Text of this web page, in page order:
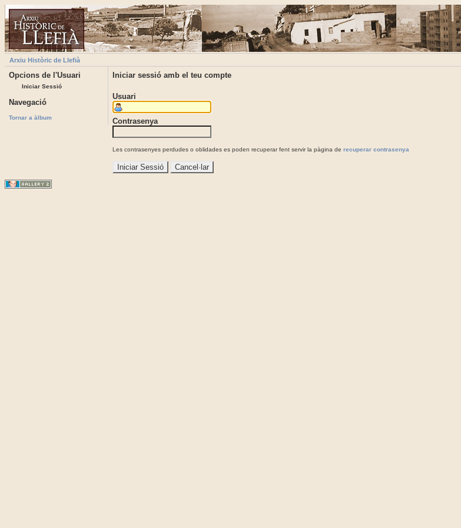
Arxiu Històric de Llefià
Opcions de l'Usuari
Iniciar Sessió
Navegació
Tornar a àlbum
Iniciar sessió amb el teu compte
Usuari
Contrasenya
Les contrasenyes perdudes o oblidades es poden recuperar fent servir la pàgina de recuperar contrasenya